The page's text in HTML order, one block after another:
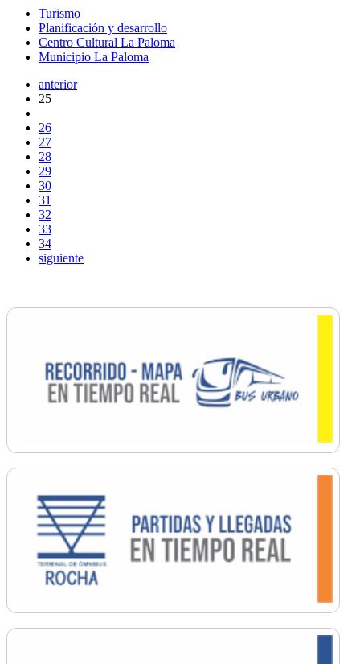
Turismo
Planificación y desarrollo
Centro Cultural La Paloma
Municipio La Paloma
anterior
25
26
27
28
29
30
31
32
33
34
siguiente